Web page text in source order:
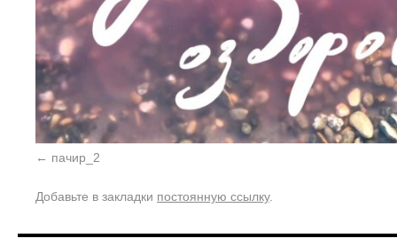
пачир_2
Добавьте в закладки постоянную ссылку.